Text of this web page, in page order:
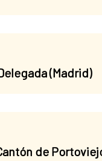
(Madrid)
de